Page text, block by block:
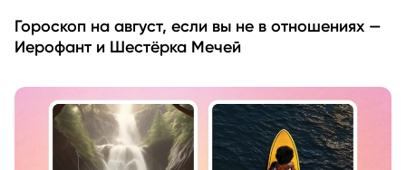
Гороскоп на август, если вы не в отношениях —
Иерофант и Шестёрка Мечей